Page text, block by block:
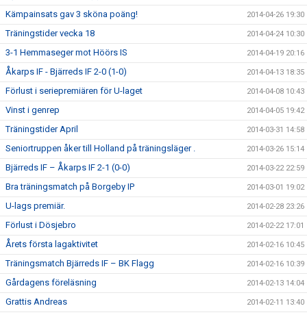
Kämpainsats gav 3 sköna poäng! 2014-04-26 19:30
Träningstider vecka 18 2014-04-24 10:30
3-1 Hemmaseger mot Höörs IS 2014-04-19 20:16
Åkarps IF - Bjärreds IF 2-0 (1-0) 2014-04-13 18:35
Förlust i seriepremiären för U-laget 2014-04-08 10:43
Vinst i genrep 2014-04-05 19:42
Träningstider April 2014-03-31 14:58
Seniortruppen åker till Holland på träningsläger . 2014-03-26 15:14
Bjärreds IF – Åkarps IF 2-1 (0-0) 2014-03-22 22:59
Bra träningsmatch på Borgeby IP 2014-03-01 19:02
U-lags premiär. 2014-02-28 23:26
Förlust i Dösjebro 2014-02-22 17:01
Årets första lagaktivitet 2014-02-16 10:45
Träningsmatch Bjärreds IF – BK Flagg 2014-02-16 10:39
Gårdagens föreläsning 2014-02-13 14:04
Grattis Andreas 2014-02-11 13:40